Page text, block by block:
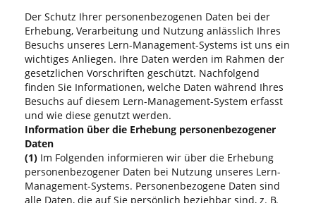
Der Schutz Ihrer personenbezogenen Daten bei der
Erhebung, Verarbeitung und Nutzung anlässlich Ihres
Besuchs unseres Lern-Management-Systems ist uns ein
wichtiges Anliegen. Ihre Daten werden im Rahmen der
gesetzlichen Vorschriften geschützt. Nachfolgend
finden Sie Informationen, welche Daten während Ihres
Besuchs auf diesem Lern-Management-System erfasst
und wie diese genutzt werden.
Information über die Erhebung personenbezogener
Daten
(1) Im Folgenden informieren wir über die Erhebung
personenbezogener Daten bei Nutzung unseres Lern-
Management-Systems. Personenbezogene Daten sind
alle Daten, die auf Sie persönlich beziehbar sind, z. B.